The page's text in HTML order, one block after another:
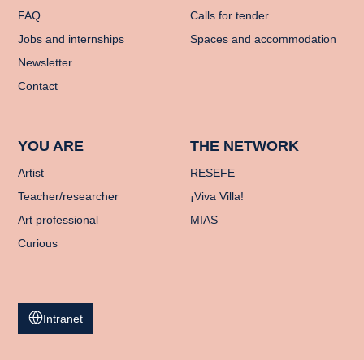
FAQ
Jobs and internships
Newsletter
Contact
Calls for tender
Spaces and accommodation
YOU ARE
Artist
Teacher/researcher
Art professional
Curious
THE NETWORK
RESEFE
¡Viva Villa!
MIAS
Intranet